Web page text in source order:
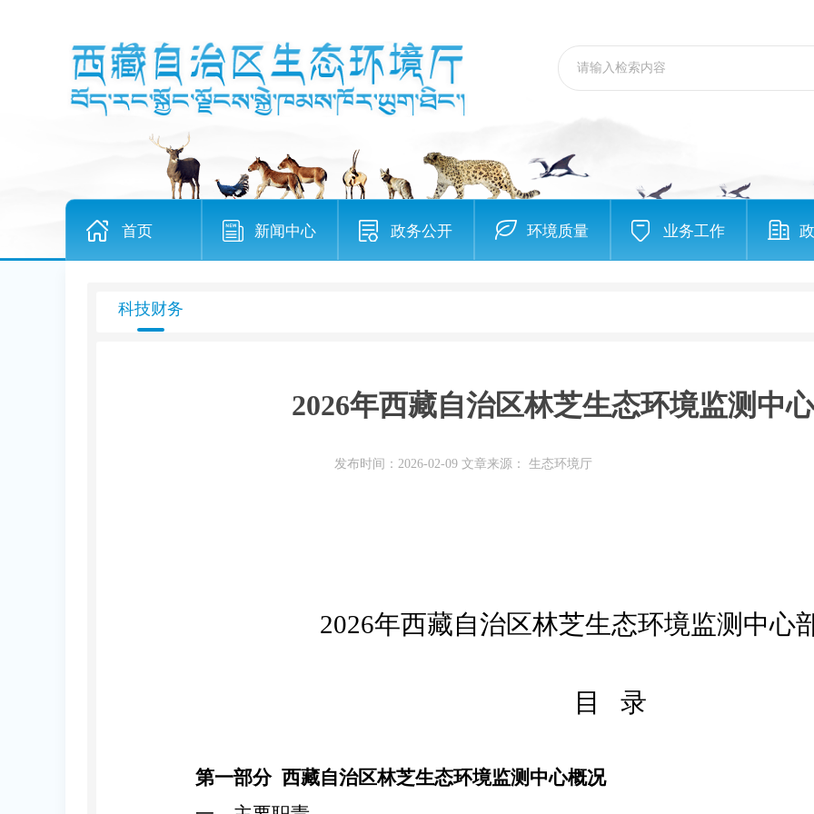
首页 新闻中心 政务公开 环境质量 业务工作
科技财务
2026年西藏自治区林芝生态环境监测中
发布时间：2026-02-09 文章来源： 生态环境厅
2026年西藏自治区林芝生态环境监测中心
目 录
第一部分 西藏自治区林芝生态环境监测中心概况